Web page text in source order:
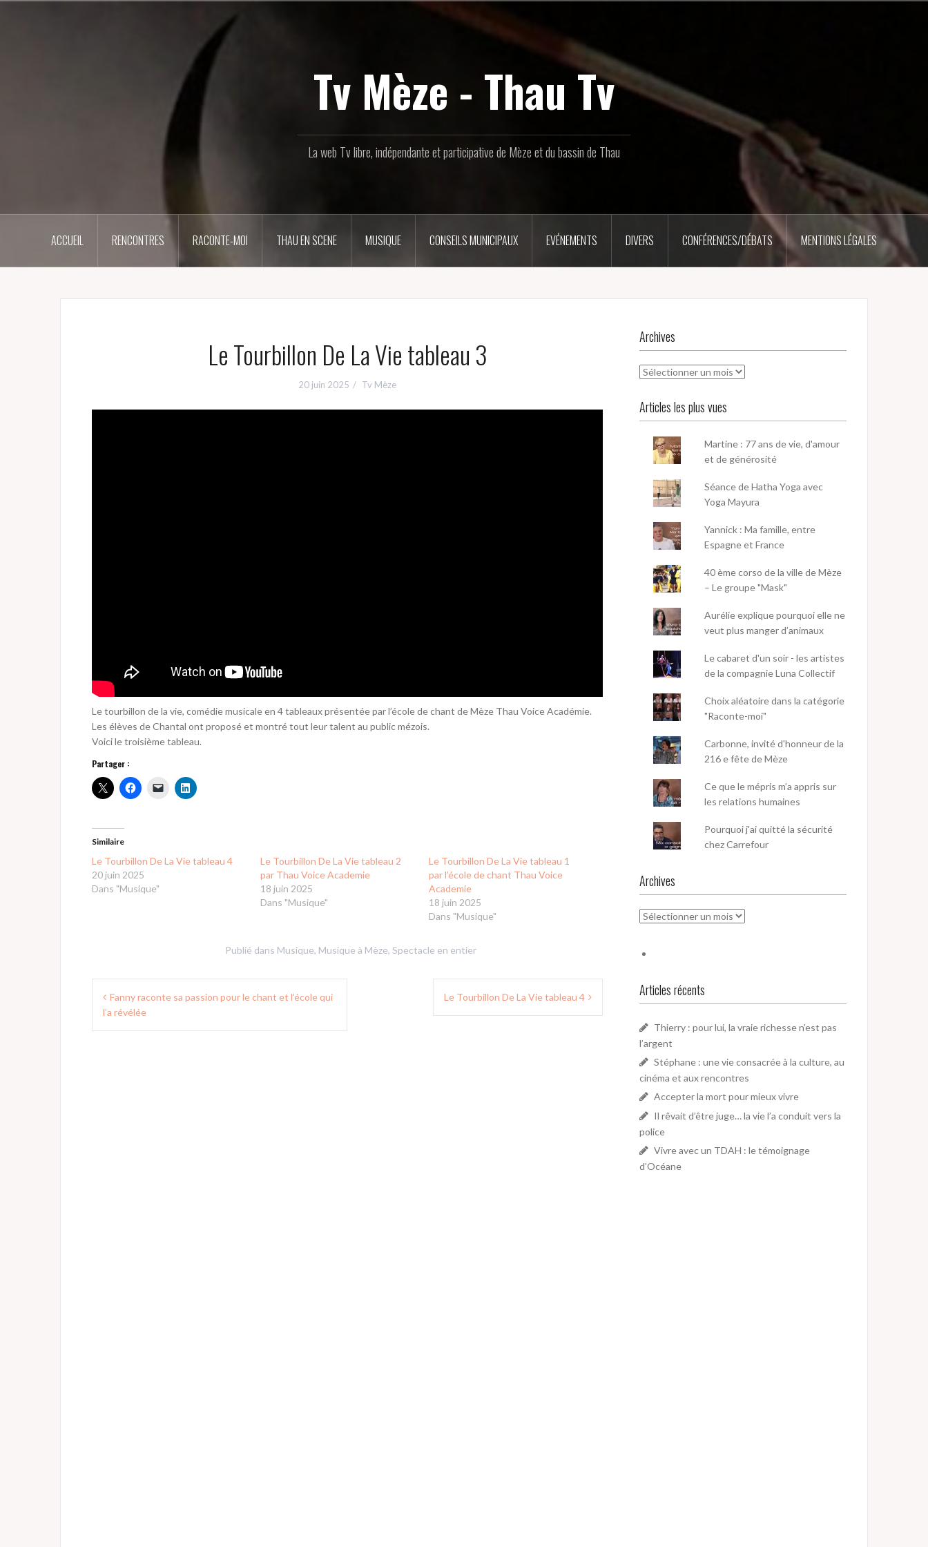
Tv Mèze - Thau Tv
La web Tv libre, indépendante et participative de Mèze et du bassin de Thau
ACCUEIL RENCONTRES RACONTE-MOI THAU EN SCENE MUSIQUE CONSEILS MUNICIPAUX EVÉNEMENTS DIVERS CONFÉRENCES/DÉBATS MENTIONS LÉGALES
Le Tourbillon De La Vie tableau 3
20 juin 2025 Tv Mèze
Le tourbillon de la vie, comédie musicale en 4 tableaux présentée par l’école de chant de Mèze Thau Voice Académie.
Les élèves de Chantal ont proposé et montré tout leur talent au public mézois.
Voici le troisième tableau.
Partager :
Similaire
Le Tourbillon De La Vie tableau 4
20 juin 2025
Dans "Musique"
Le Tourbillon De La Vie tableau 2
par Thau Voice Academie
18 juin 2025
Dans "Musique"
Le Tourbillon De La Vie tableau 1
par l’école de chant Thau Voice
Academie
18 juin 2025
Dans "Musique"
Publié dans Musique, Musique à Mèze, Spectacle en entier
Navigation
deFanny raconte sa passion pour le chant et l’école qui
l’a révélée
Le Tourbillon De La Vie tableau 4
Archives
Archives
Articles les plus vues
Martine : 77 ans de vie, d'amour
et de générosité
Séance de Hatha Yoga avec
Yoga Mayura
Yannick : Ma famille, entre
Espagne et France
40 ème corso de la ville de Mèze
– Le groupe "Mask"
Aurélie explique pourquoi elle ne
veut plus manger d’animaux
Le cabaret d'un soir - les artistes
de la compagnie Luna Collectif
Choix aléatoire dans la catégorie
"Raconte-moi"
Carbonne, invité d'honneur de la
216 e fête de Mèze
Ce que le mépris m’a appris sur
les relations humaines
Pourquoi j'ai quitté la sécurité
chez Carrefour
Archives
Archives
Articles récents
Thierry : pour lui, la vraie richesse n’est pas
l’argent
Stéphane : une vie consacrée à la culture, au
cinéma et aux rencontres
Accepter la mort pour mieux vivre
Il rêvait d’être juge… la vie l’a conduit vers la
police
Vivre avec un TDAH : le témoignage
d’Océane